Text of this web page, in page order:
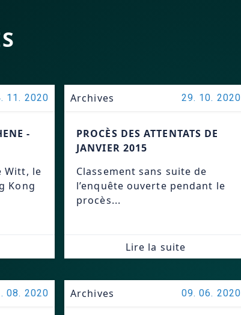
11. 2020
-
Witt, le
Kong
Archives 29. 10. 2020
PROCÈS DES ATTENTATS DE
JANVIER 2015
Classement sans suite de
l’enquête ouverte pendant le
procès...
Lire la suite
08. 2020 Archives 09. 06. 2020